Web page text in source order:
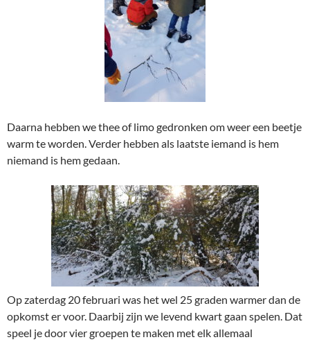
Daarna hebben we thee of limo gedronken om weer een beetje
warm te worden. Verder hebben als laatste iemand is hem
niemand is hem gedaan.
Op zaterdag 20 februari was het wel 25 graden warmer dan de
opkomst er voor. Daarbij zijn we levend kwart gaan spelen. Dat
speel je door vier groepen te maken met elk allemaal